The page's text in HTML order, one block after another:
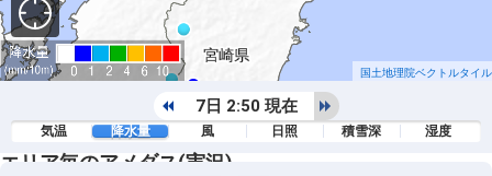
国土地理院ベクトルタイル
7日 2:50 現在
気温 降水量 風 日照 積雪深 湿度
エリア毎のアメダス(実況)